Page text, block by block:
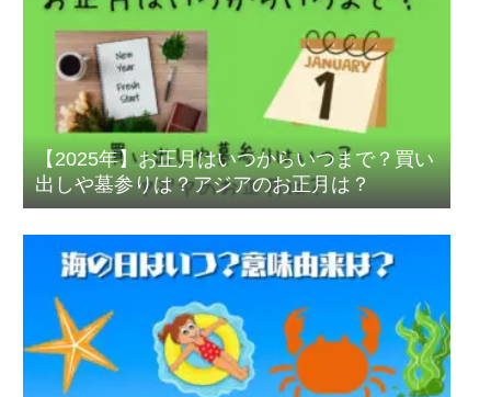
【2025年】お正月はいつからいつまで？買い
出しや墓参りは？アジアのお正月は？